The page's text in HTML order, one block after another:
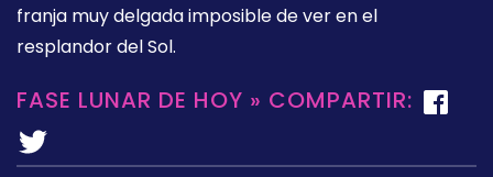
franja muy delgada imposible de ver en el
resplandor del Sol.
FASE LUNAR DE HOY » COMPARTIR: